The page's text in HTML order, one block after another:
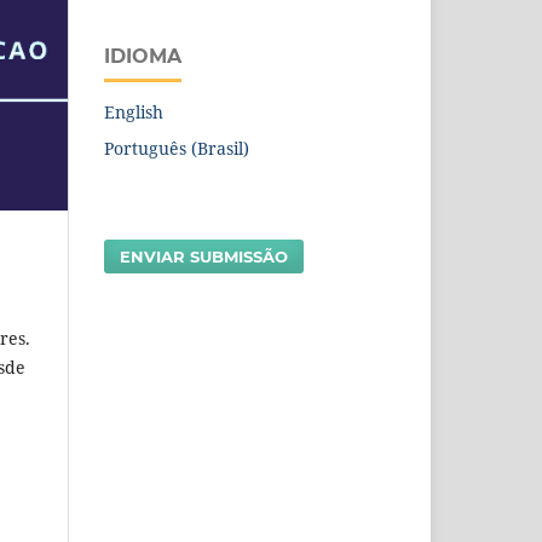
IDIOMA
English
Português (Brasil)
ENVIAR SUBMISSÃO